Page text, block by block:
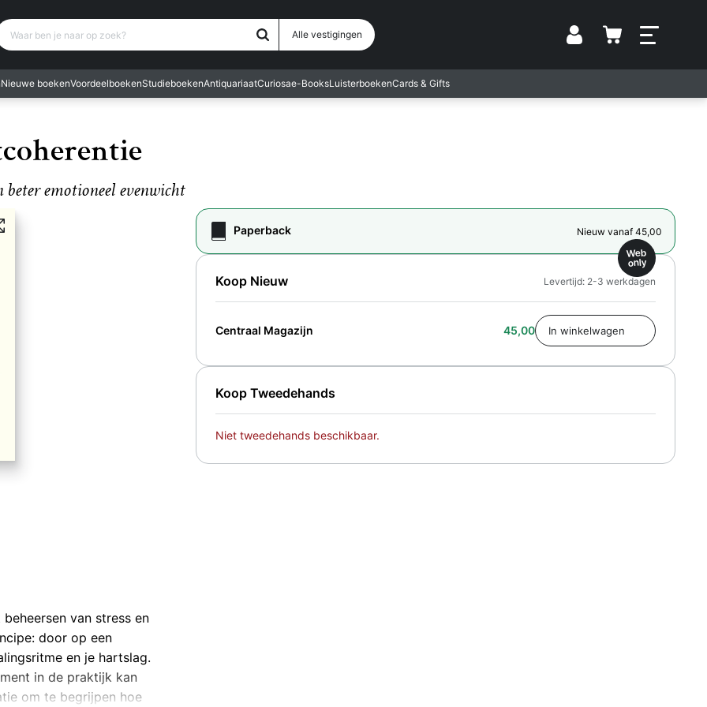
Alle vestigingen Vestiging
ben je naar op zoek?
Nieuwe boekenVoordeelboekenStudieboekenAntiquariaatCuriosae-BooksLuisterboekenCards & Gifts
beter emotioneel evenwicht
Paperback Nieuw vanaf 45,00
Koop Tweedehands
Niet tweedehands beschikbaar.
Koop Nieuw
Web
only
Centraal Magazijn 45,00
Levertijd: 2-3 werkdagen
van stress en
door op een
en je hartslag.
in de praktijk kan
om te begrijpen hoe